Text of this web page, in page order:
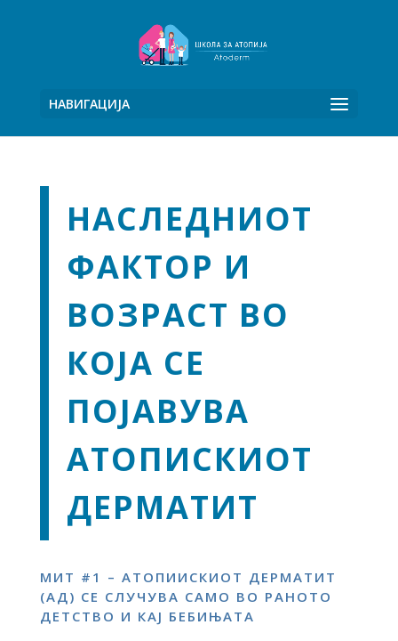
НАВИГАЦИЈА
НАСЛЕДНИОТ
ФАКТОР И
ВОЗРАСТ ВО
КОЈА СЕ
ПОЈАВУВА
АТОПИСКИОТ
ДЕРМАТИТ
МИТ #1 – АТОПИИСКИОТ ДЕРМАТИТ
(АД) СЕ СЛУЧУВА САМО ВО РАНОТО
ДЕТСТВО И КАЈ БЕБИЊАТА